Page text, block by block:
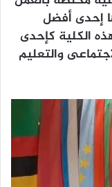
إحدى أفضل
الكلية كإحدى
والتعليم